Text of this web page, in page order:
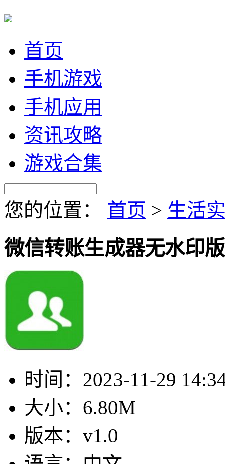
首页
手机游戏
手机应用
资讯攻略
游戏合集
您的位置： 首页 > 生活
微信转账生成器无水印版
时间： 2023-11-29
大小： 6.80M
版本： v1.0